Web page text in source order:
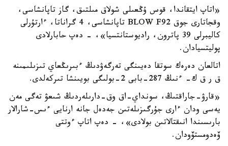
«اتاپ ايتقاندا، قوس ۇڭعىلى شولاق مىلتىق، گاز تاپانشاسى،
وقجاتارى جوق BLOW F92 تاپانشاسى، 4 گراناتا، ءارتۇرلى
كاليبرلى 39 پاترون، راديوستانتسيا»، - دەپ حابارلادى
پوليتسيادان.
اتالعان دەرەك سوتقا دەيىنگى تەرگەۋدىڭ ءبىرىڭعاي تىزىلىمىنە
ق ر ق ك- ءنىڭ 287-بابى 2-بولىگى بويىنشا تىركەلدى.
«قارۋ-جاراقتىڭ، سونداي-اق وق-دارىلەردىڭ شىعۋ تەگى مەن
يەسى ودان ءارى جۇرگىزىلەتىن جەدەل جانە ارنايى ءىس-شارالار
بارىسىندا انىقتالاتىن بولادى»، - دەپ اتاپ ءوتتى
ۆەدومستۆودان.